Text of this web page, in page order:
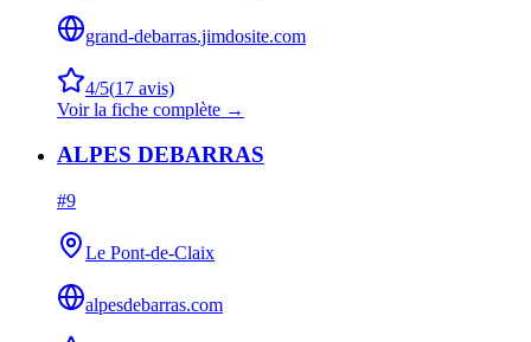
grand-debarras.jimdosite.com
4/5(17 avis)
Voir la fiche complète →
ALPES DEBARRAS
#9
Le Pont-de-Claix
alpesdebarras.com